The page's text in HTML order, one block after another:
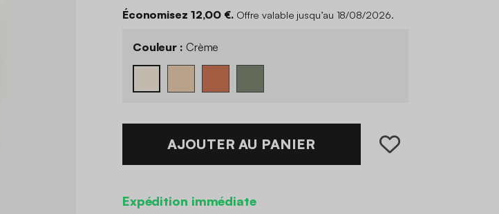
Économisez 12,00 €. Offre valable jusqu’au 18/08/2026.
Couleur : Crème
AJOUTER AU PANIER
Expédition immédiate